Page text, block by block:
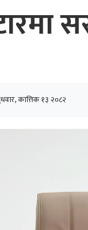
कात्तिक १३ २०८२